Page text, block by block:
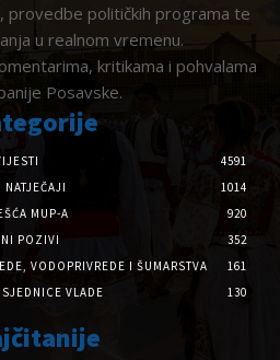
provedbe političkih programa te
u realnom vremenu.
kritikama i pohvalama
Posavske.
4591
NATJEČAJI
1014
MUP-A
920
POZIVI
352
VODOPRIVREDE I ŠUMARSTVA
161
VLADE
130